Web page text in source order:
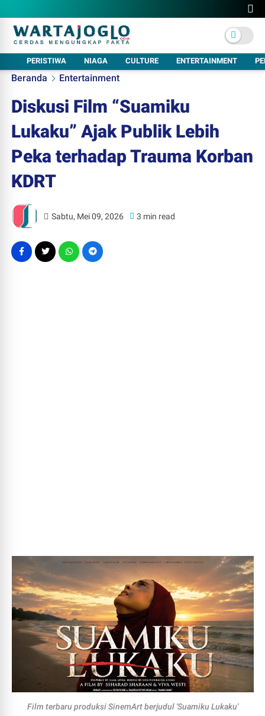
PERISTIWA NIAGA CULTURE ENTERTAINMENT
Beranda Entertainment
Diskusi Film “Suamiku
Lukaku” Ajak Publik Lebih
Peka terhadap Trauma Korban
KDRT
Sabtu, Mei 09, 2026 3 min read
Film terbaru produksi SinemArt berjudul 'Suamiku Lukaku'